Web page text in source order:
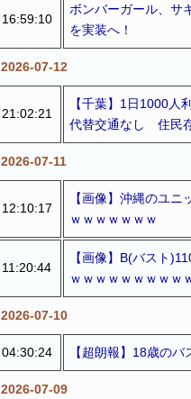
16:59:10
ボンバーガール、サ
を実装へ！
2026-07-12
21:02:21
【千葉】1日1000
代替交通なし 住民
2026-07-11
12:10:17
【画像】沖縄のユ
ｗｗｗｗｗｗｗ
11:20:44
【画像】B(バスト
ｗｗｗｗｗｗｗｗｗ
2026-07-10
04:30:24 【超朗報】18歳の
2026-07-09